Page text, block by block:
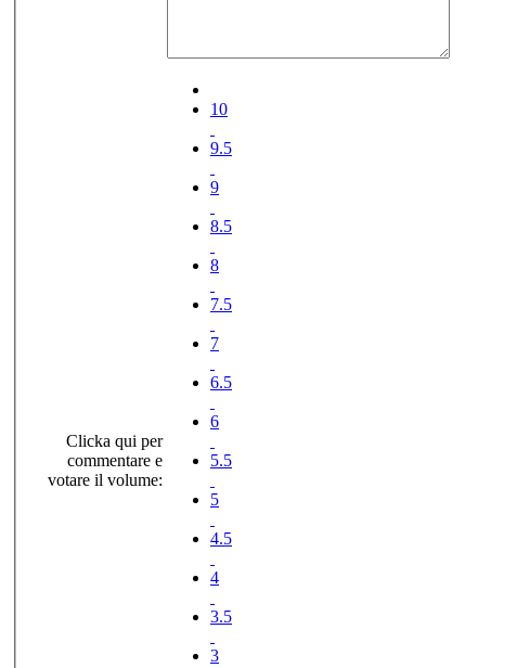
Clicka qui per
commentare e
votare il volume:
10
9.5
9
8.5
8
7.5
7
6.5
6
5.5
5
4.5
4
3.5
3